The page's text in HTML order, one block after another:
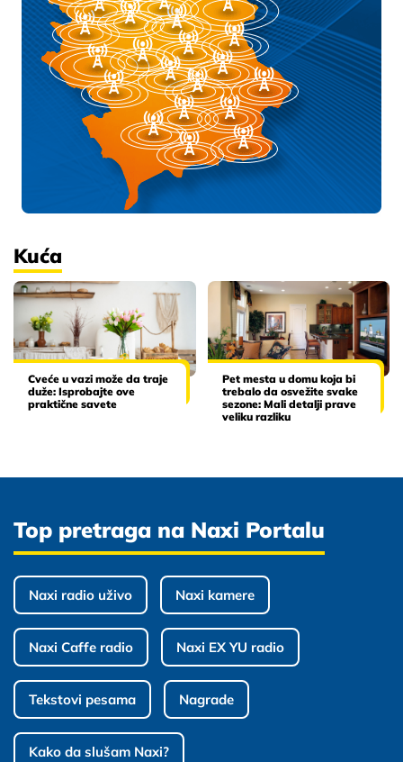
Kuća
Cveće u vazi može da traje
duže: Isprobajte ove
praktične savete
Pet mesta u domu koja bi
trebalo da osvežite svake
sezone: Mali detalji prave
veliku razliku
Top pretraga na Naxi Portalu
Naxi radio uživo Naxi kamere
Naxi Caffe radio Naxi EX YU radio
Tekstovi pesama Nagrade
Kako da slušam Naxi?